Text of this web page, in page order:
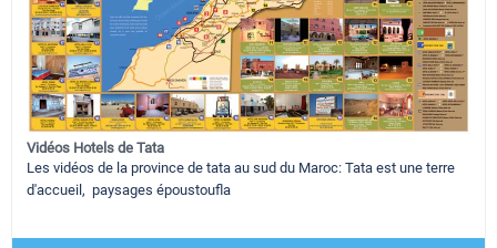
Vidéos Hotels de Tata
Les vidéos de la province de tata au sud du Maroc: Tata est une terre
d'accueil, paysages époustoufla